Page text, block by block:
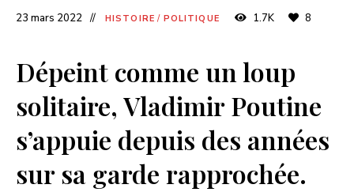
23 mars 2022 HISTOIRE / POLITIQUE 1.7K 8
Dépeint comme un loup
solitaire, Vladimir Poutine
s’appuie depuis des années
sur sa garde rapprochée.